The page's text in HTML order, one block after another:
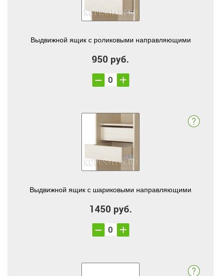
Выдвижной ящик с роликовыми направляющими
950 руб.
Выдвижной ящик с шариковыми направляющими
1450 руб.